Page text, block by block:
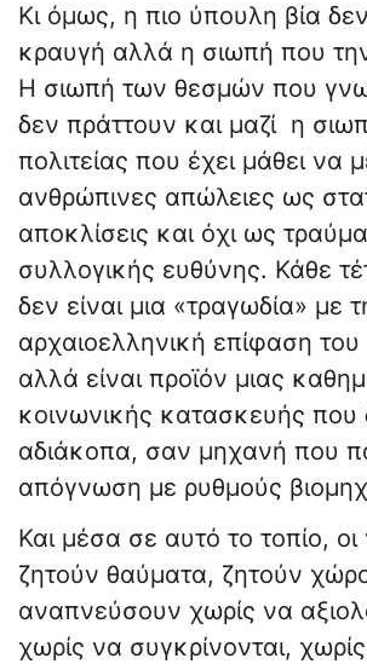
Κι όμως, η πιο ύπουλη βία δεν
κραυγή αλλά η σιωπή που
Η σιωπή των θεσμών που
δεν πράττουν και μαζί η
πολιτείας που έχει μάθει να
ανθρώπινες απώλειες ως
αποκλίσεις και όχι ως
συλλογικής ευθύνης. Κάθε
δεν είναι μια «τραγωδία» με
αρχαιοελληνική επίφαση του
αλλά είναι προϊόν μιας
κοινωνικής κατασκευής που
αδιάκοπα, σαν μηχανή που
απόγνωση με ρυθμούς
Και μέσα σε αυτό το τοπίο, οι
ζητούν θαύματα, ζητούν
αναπνεύσουν χωρίς να
χωρίς να συγκρίνονται,